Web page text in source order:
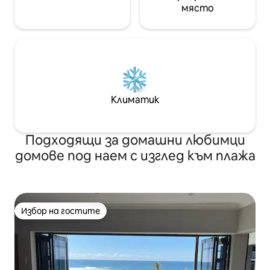
място
Климатик
Подходящи за домашни любимци
домове под наем с изглед към плажа
Избор на гостите
Избор на гостите